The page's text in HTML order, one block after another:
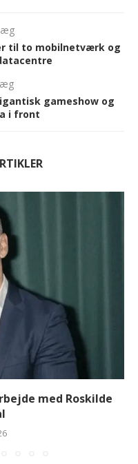
til to mobilnetværk og
gameshow og
i front
med Roskilde